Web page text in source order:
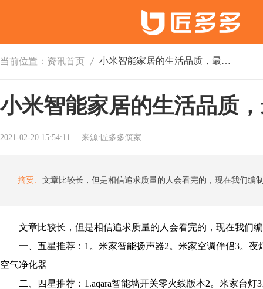
当前位置： 资讯首页 小米智能家居的生活品质，最好的推荐！
小米智能家居的生活品质
2021-02-20 15:54:11 来源:匠多多筑家
摘要:
文章比较长，但是相信追求质量的人会看完的，现在我们编
一、五星推荐：1。米家智能扬声器2。米家空调伴侣3。夜
空气净化器
二、四星推荐：1.aqara智能墙开关零火线版本2。米家台灯